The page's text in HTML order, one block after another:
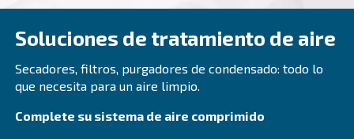
Los compresores DRB 30 - 50 HP IVR son su
una eficiencia y un ahorro excepcionales.
mismo en soluciones de aire comprimido fiables
energéticamente eficientes!
Explore la gama